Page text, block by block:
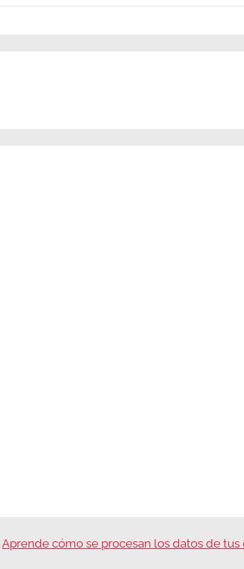
Aprende cómo se procesan los datos de tus